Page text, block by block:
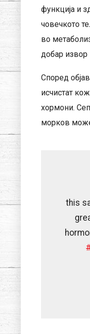
функција и
човечкото
во
добар извор
Според
исчистат
хормони.
морков
this